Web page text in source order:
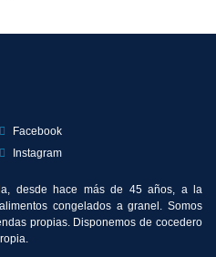
Facebook
Instagram
desde hace más de 45 años, a la
congelados a granel. Somos
propias. Disponemos de cocedero